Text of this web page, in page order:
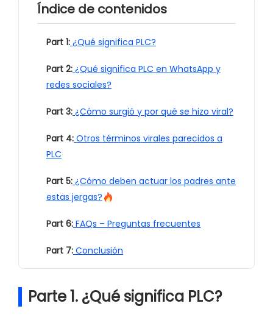
Índice de contenidos
Part 1: ¿Qué significa PLC?
Part 2: ¿Qué significa PLC en WhatsApp y
redes sociales?
Part 3: ¿Cómo surgió y por qué se hizo viral?
Part 4: Otros términos virales parecidos a
PLC
Part 5: ¿Cómo deben actuar los padres ante
estas jergas?
Part 6: FAQs – Preguntas frecuentes
Part 7: Conclusión
Parte 1. ¿Qué significa PLC?